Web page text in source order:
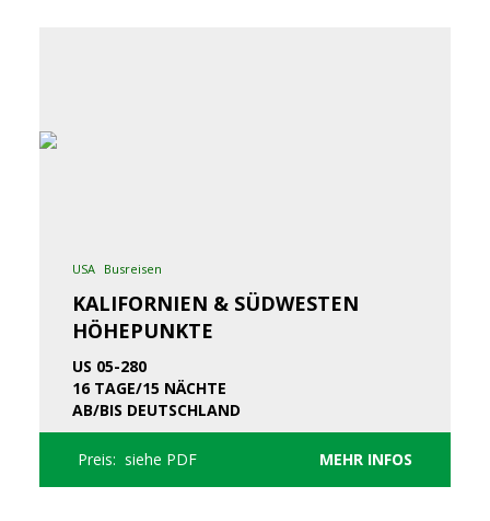
USA Busreisen
KALIFORNIEN & SÜDWESTEN
HÖHEPUNKTE
US 05-280
16 TAGE/15 NÄCHTE
AB/BIS DEUTSCHLAND
Preis: siehe PDF MEHR INFOS